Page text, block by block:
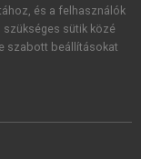
a szotar.netés a
és a felhasználók
sütik közé
szabott beállításokat